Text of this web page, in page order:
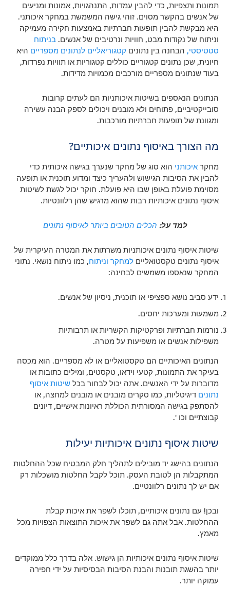
תמונות ותצפיות, כדי להבין עמדות, התנהגויות, אמונות ומניעים
של אנשים בהקשר מסוים. זוהי גישה המשמשת במחקר איכותני.
היא מבקשת להבין תופעות חברתיות באמצעות חקירה מעמיקה
וניתוח של נקודות מבט, חוויות ונרטיבים של אנשים.בניתוח
סטטיסטי, הבחנה בין נתונים קטגוריאליים לנתונים מספריים היא
חיונית, שכן נתונים קטגוריים כוללים קטגוריות או תוויות נפרדות,
בעוד שנתונים מספריים מורכבים מכמויות מדידות.
הנתונים הנאספים בשיטות איכותניות הם לעתים קרובות
סובייקטיביים, פתוחים ולא מובנים ויכולים לספק הבנה עשירה
ומגוונת של תופעות חברתיות מורכבות.
מה הצורך באיסוף נתונים איכותיים?
מחקראיכותני הוא סוג של מחקר שנערך בגישה איכותית כדי
להבין את הסיבות הגישוש ולהעריך כיצד ומדוע תוכנית או תופעה
מסוימת פועלת באופן שבו היא פועלת. חוקר יכול לגשת לשיטות
איסוף נתונים איכותיות רבות שהוא מרגיש שהן רלוונטיות.
למד על: הכלים הטובים ביותר לאיסוף נתונים
שיטות איסוף נתונים איכותניות משרתות את המטרה העיקרית של
איסוף נתונים טקסטואלייםלמחקר וניתוח, כמו ניתוח נושאי. נתוני
המחקר שנאספו משמשים לבחינה:
ידע סביב נושא ספציפי או תוכנית, ניסיון של אנשים.
משמעות ומערכות יחסים.
נורמות חברתיות ופרקטיקות הקשריות או תרבותיות
משפילות אנשים או משפיעות על מטרה.
הנתונים האיכותיים הם טקסטואליים או לא מספריים. הוא מכסה
בעיקר את התמונות, קטעי וידאו, טקסטים, ומילים כתובות או
מדוברות על ידי האנשים. אתה יכול לבחור בכלשיטות איסוף
נתונים דיגיטליות, כמו סקרים מובנים או מובנים למחצה, או
להסתפק בגישה המסורתית הכוללת ראיונות אישיים, דיונים
קבוצתיים וכו '.
שיטות איסוף נתונים איכותיות יעילות
הנתונים בהישג יד מובילים לתהליך חלק המבטיח שכל ההחלטות
המתקבלות הן לטובת העסק. תוכל לקבל החלטות מושכלות רק
אם יש לך נתונים רלוונטיים.
ובכן! עם נתונים איכותיים, תוכלו לשפר את איכות קבלת
ההחלטות. אבל אתה גם לשפר את איכות התוצאות הצפויות מכל
מאמץ.
שיטות איסוף נתונים איכותיות הן גישוש. אלה בדרך כלל ממוקדים
יותר בהשגת תובנות והבנת הסיבות הבסיסיות על ידי חפירה
עמוקה יותר.